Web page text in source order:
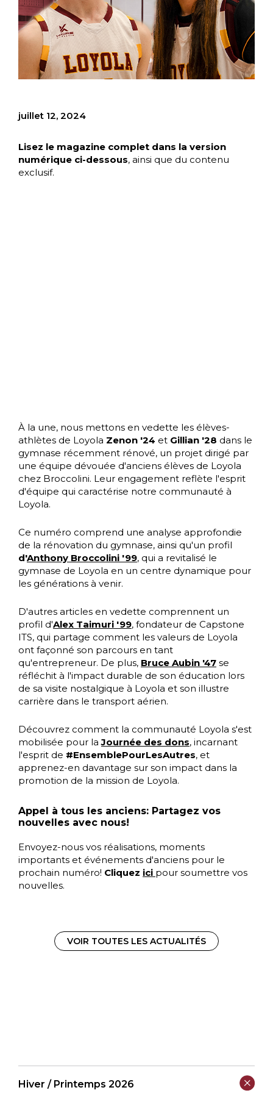
juillet 12, 2024
Lisez le magazine complet dans la version
numérique ci-dessous, ainsi que du contenu
exclusif.
À la une, nous mettons en vedette les élèves-
athlètes de Loyola Zenon '24 et Gillian '28 dans le
gymnase récemment rénové, un projet dirigé par
une équipe dévouée d'anciens élèves de Loyola
chez Broccolini. Leur engagement reflète l'esprit
d'équipe qui caractérise notre communauté à
Loyola.
Ce numéro comprend une analyse approfondie
de la rénovation du gymnase, ainsi qu'un profil
d'Anthony Broccolini '99, qui a revitalisé le
gymnase de Loyola en un centre dynamique pour
les générations à venir.
D'autres articles en vedette comprennent un
profil d'Alex Taimuri '99, fondateur de Capstone
ITS, qui partage comment les valeurs de Loyola
ont façonné son parcours en tant
qu'entrepreneur. De plus, Bruce Aubin '47 se
réfléchit à l'impact durable de son éducation lors
de sa visite nostalgique à Loyola et son illustre
carrière dans le transport aérien.
Découvrez comment la communauté Loyola s'est
mobilisée pour laJournée des dons, incarnant
l'esprit de #EnsemblePourLesAutres, et
apprenez-en davantage sur son impact dans la
promotion de la mission de Loyola.
Appel à tous les anciens: Partagez vos
nouvelles avec nous!
Envoyez-nous vos réalisations, moments
importants et événements d'anciens pour le
prochain numéro! Cliquez ici pour soumettre vos
nouvelles.
VOIR TOUTES LES ACTUALITÉS
Hiver / Printemps 2026